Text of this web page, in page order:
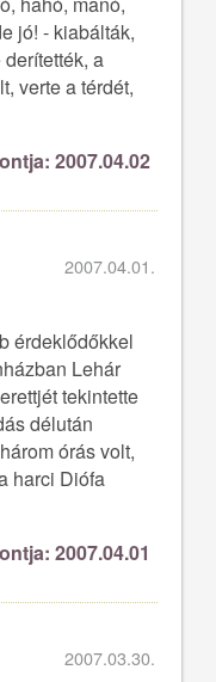
jó! - kiabálták,
a
verte a térdét,
2007.04.02
2007.04.01.
érdeklődőkkel
Lehár
tekintette
délután
órás volt,
harci Diófa
2007.04.01
2007.03.30.